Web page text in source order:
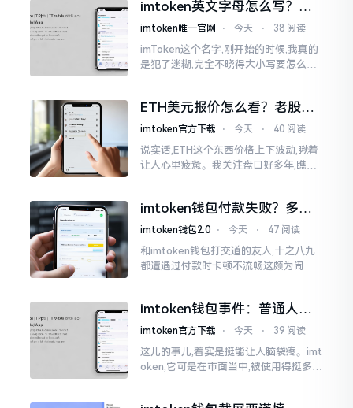
就得去寻觅电脑端的入口。
imtoken英文字母怎么写？正
确拼写看这里
imtoken唯一官网 ⋅ 今天 ⋅ 38 阅读
imToken这个名字,刚开始的时候,我真的
是犯了迷糊,完全不晓得大小写要怎么去
ETH美元报价怎么看？老股民
手把手教你盯盘
imtoken官方下载 ⋅ 今天 ⋅ 40 阅读
说实话,ETH这个东西价格上下波动,瞅着
让人心里疲惫。我关注盘口好多年,瞧见
判断。
imtoken钱包付款失败？多半
是这几个原因闹的
imtoken钱包2.0 ⋅ 今天 ⋅ 47 阅读
和imtoken钱包打交道的友人,十之八九
都遭遇过付款时卡顿不流畅这颇为闹心
急得连连跺脚。实际上讲
imtoken钱包事件：普通人该
咋办？
imtoken官方下载 ⋅ 今天 ⋅ 39 阅读
这儿的事儿,着实是挺能让人脑袋疼。imt
oken,它可是在市面当中,被使用得挺多的